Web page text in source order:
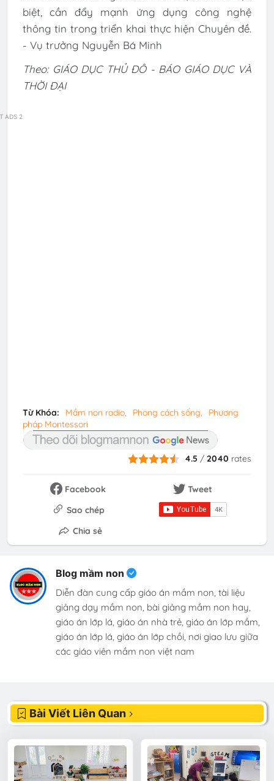
biệt, cần đẩy mạnh ứng dụng công nghệ
thông tin trong triển khai thực hiện Chuyên đề.
- Vụ trưởng Nguyễn Bá Minh
Theo: GIÁO DỤC THỦ ĐÔ - BÁO GIÁO DỤC VÀ
THỜI ĐẠI
ADS 2
Từ Khóa: Mầm non radio Phong cách sống
Phương
pháp Montessori
4.5 /2040 rates
Facebook
Tweet
Sao chép
Chia sẻ
Blog mầm non
Diễn đàn cung cấp giáo án mầm non, tài liệu
giảng dạy mầm non, bài giảng mầm non hay,
giáo án lớp lá, giáo án nhà trẻ, giáo án lớp mầm,
giáo án lớp lá, giáo án lớp chồi, nơi giao lưu giữa
các giáo viên mầm non việt nam
Bài Viết Liên Quan